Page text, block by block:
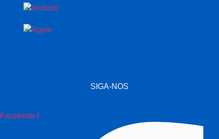
SIGA-NOS
Facebook-f